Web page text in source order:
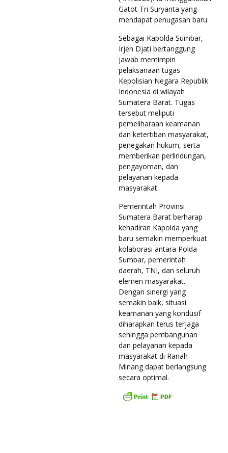
Gatot Tri Suryanta yang
mendapat penugasan baru.
Sebagai Kapolda Sumbar,
Irjen Djati bertanggung
jawab memimpin
pelaksanaan tugas
Kepolisian Negara Republik
Indonesia di wilayah
Sumatera Barat. Tugas
tersebut meliputi
pemeliharaan keamanan
dan ketertiban masyarakat,
penegakan hukum, serta
memberikan perlindungan,
pengayoman, dan
pelayanan kepada
masyarakat.
Pemerintah Provinsi
Sumatera Barat berharap
kehadiran Kapolda yang
baru semakin memperkuat
kolaborasi antara Polda
Sumbar, pemerintah
daerah, TNI, dan seluruh
elemen masyarakat.
Dengan sinergi yang
semakin baik, situasi
keamanan yang kondusif
diharapkan terus terjaga
sehingga pembangunan
dan pelayanan kepada
masyarakat di Ranah
Minang dapat berlangsung
secara optimal.